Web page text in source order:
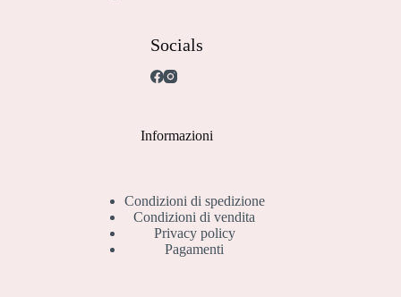
Socials
Informazioni
Condizioni di spedizione
Condizioni di vendita
Privacy policy
Pagamenti